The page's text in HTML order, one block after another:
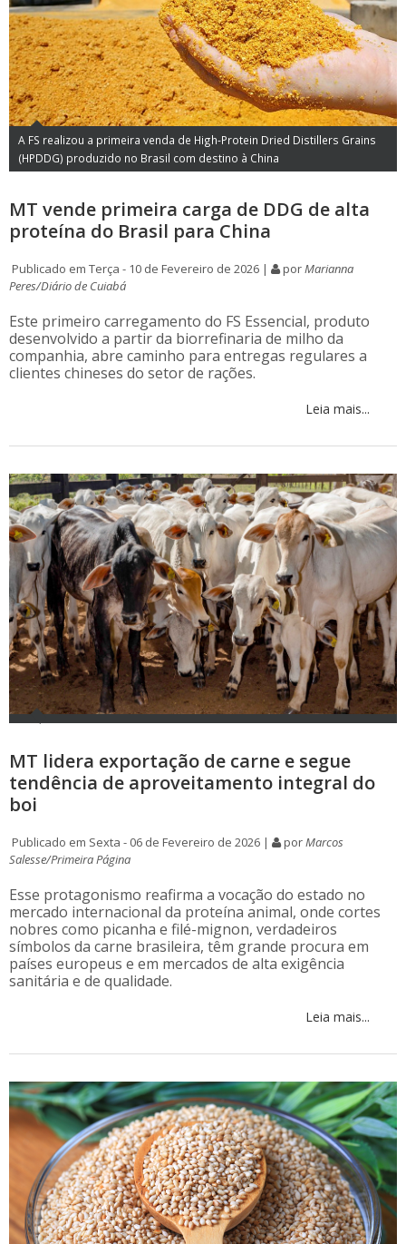
A FS realizou a primeira venda de High-Protein Dried Distillers Grains
(HPDDG) produzido no Brasil com destino à China
MT vende primeira carga de DDG de alta
proteína do Brasil para China
Publicado em Terça - 10 de Fevereiro de 2026 | porMarianna
Peres/Diário de Cuiabá
Este primeiro carregamento do FS Essencial, produto
desenvolvido a partir da biorrefinaria de milho da
companhia, abre caminho para entregas regulares a
clientes chineses do setor de rações.
Leia mais...
MT lidera exportação de carne e segue
tendência de aproveitamento integral do
boi
Publicado em Sexta - 06 de Fevereiro de 2026 | porMarcos
Salesse/Primeira Página
Esse protagonismo reafirma a vocação do estado no
mercado internacional da proteína animal, onde cortes
nobres como picanha e filé-mignon, verdadeiros
símbolos da carne brasileira, têm grande procura em
países europeus e em mercados de alta exigência
sanitária e de qualidade.
Leia mais...